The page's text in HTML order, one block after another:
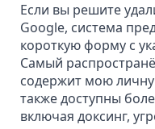
Если вы решите
Google, система
короткую форму с
Самый
содержит мою
также доступны
включая доксинг,